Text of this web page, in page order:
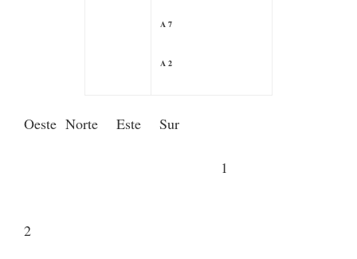
A 7
A 2
Oeste Norte Este Sur
1
2